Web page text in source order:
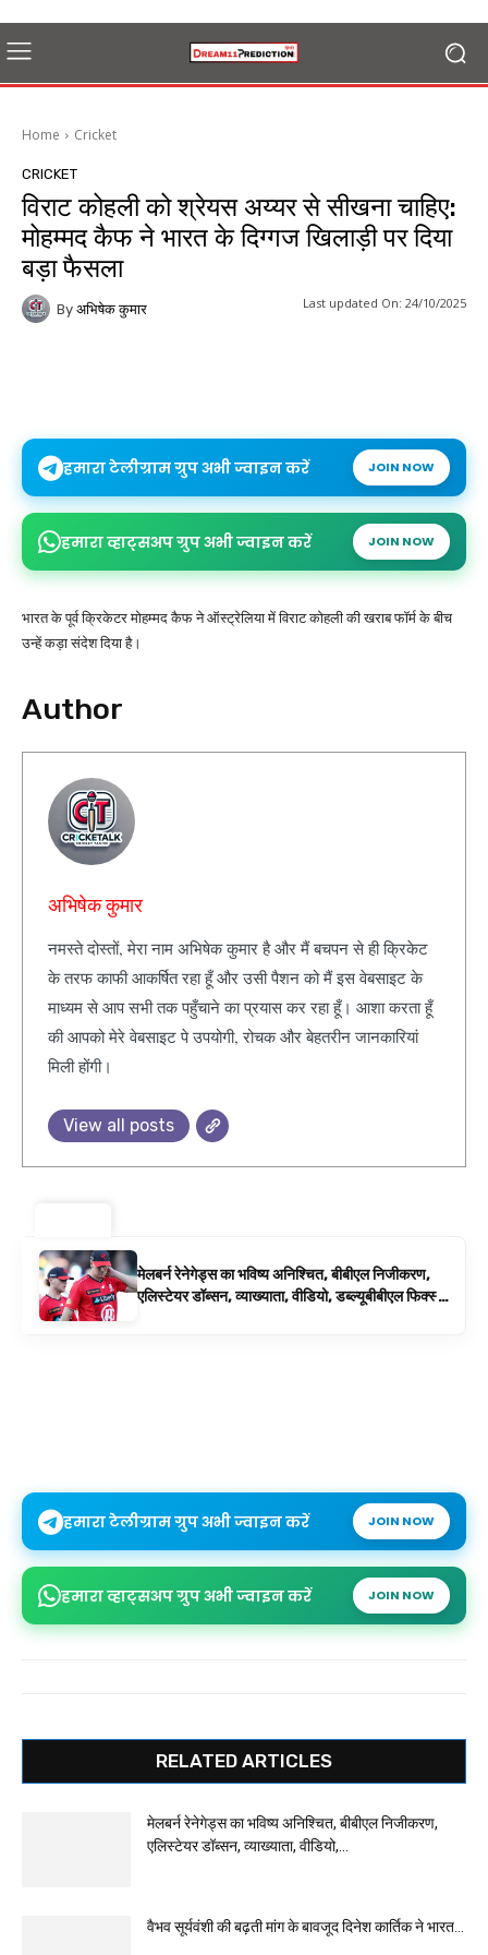
Home Cricket
CRICKET
विराट कोहली को श्रेयस अय्यर से सीखना चाहिए:
मोहम्मद कैफ ने भारत के दिग्गज खिलाड़ी पर दिया
बड़ा फैसला
By अभिषेक कुमार Last updated On: 24/10/2025
हमारा टेलीग्राम ग्रुप अभी ज्वाइन करें JOIN NOW
हमारा व्हाट्सअप ग्रुप अभी ज्वाइन करें JOIN NOW
भारत के पूर्व क्रिकेटर मोहम्मद कैफ ने ऑस्ट्रेलिया में विराट कोहली की खराब फॉर्म के बीच
उन्हें कड़ा संदेश दिया है।
Author
अभिषेक कुमार
नमस्ते दोस्तों, मेरा नाम अभिषेक कुमार है और मैं बचपन से ही क्रिकेट
के तरफ काफी आकर्षित रहा हूँ और उसी पैशन को मैं इस वेबसाइट के
माध्यम से आप सभी तक पहुँचाने का प्रयास कर रहा हूँ। आशा करता हूँ
की आपको मेरे वेबसाइट पे उपयोगी, रोचक और बेहतरीन जानकारियां
मिली होंगी।
View all posts
मेलबर्न रेनेगेड्स का भविष्य अनिश्चित, बीबीएल निजीकरण,
एलिस्टेयर डॉब्सन, व्याख्याता, वीडियो, डब्ल्यूबीबीएल फिक्स्चर
हमारा टेलीग्राम ग्रुप अभी ज्वाइन करें JOIN NOW
हमारा व्हाट्सअप ग्रुप अभी ज्वाइन करें JOIN NOW
RELATED ARTICLES
मेलबर्न रेनेगेड्स का भविष्य अनिश्चित, बीबीएल निजीकरण,
एलिस्टेयर डॉब्सन, व्याख्याता, वीडियो,...
वैभव सूर्यवंशी की बढ़ती मांग के बावजूद दिनेश कार्तिक ने भारत...